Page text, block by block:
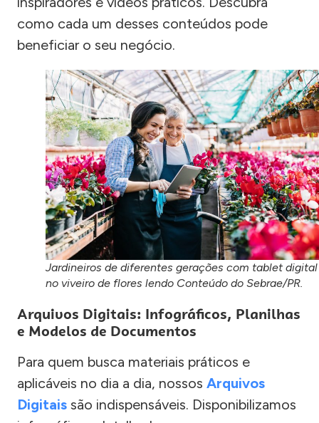
como cada um desses conteúdos pode
beneficiar o seu negócio.
Jardineiros de diferentes gerações com tablet digital
no viveiro de flores lendo Conteúdo do Sebrae/PR.
Arquivos Digitais: Infográficos, Planilhas
e Modelos de Documentos
Para quem busca materiais práticos e
aplicáveis no dia a dia, nossos Arquivos
Digitais são indispensáveis. Disponibilizamos